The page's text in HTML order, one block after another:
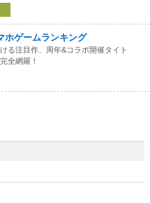
ホゲームランキング
る注目作、周年&コラボ開催タイト
全網羅！